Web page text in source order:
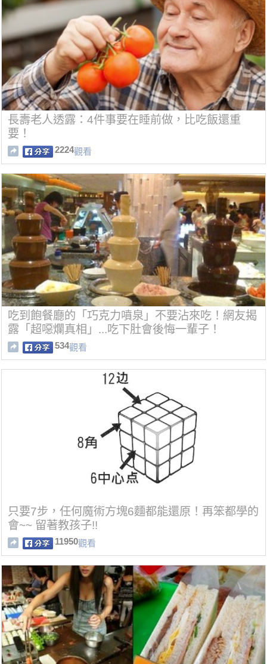
長壽老人透露：4件事要在睡前做，比吃飯還重
要！
2224觀看
吃到飽餐廳的「巧克力噴泉」不要沾來吃！網友揭
露「超噁爛真相」...吃下肚會後悔一輩子！
534觀看
只要7步，任何魔術方塊6麵都能還原！再笨都學的
會~~ 留著教孩子!!
11950觀看